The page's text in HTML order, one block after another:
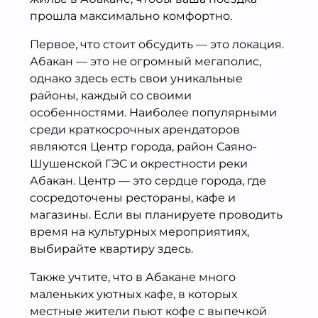
прошла максимально комфортно.
Первое, что стоит обсудить — это локация.
Абакан — это не огромный мегаполис,
однако здесь есть свои уникальные
районы, каждый со своими
особенностями. Наиболее популярными
среди краткосрочных арендаторов
являются Центр города, район Саяно-
Шушенской ГЭС и окрестности реки
Абакан. Центр — это сердце города, где
сосредоточены рестораны, кафе и
магазины. Если вы планируете проводить
время на культурных мероприятиях,
выбирайте квартиру здесь.
Также учтите, что в Абакане много
маленьких уютных кафе, в которых
местные жители пьют кофе с выпечкой